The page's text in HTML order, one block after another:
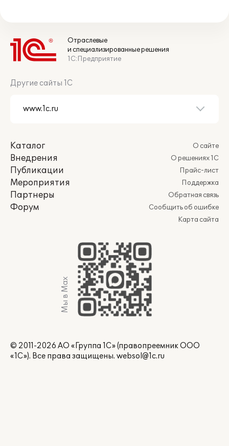
Отраслевые
и специализированные решения
1С:Предприятие
Другие сайты 1С
Каталог
Внедрения
Публикации
Мероприятия
Партнеры
Форум
О сайте
О решениях 1С
Прайс-лист
Поддержка
Обратная связь
Сообщить об ошибке
Карта сайта
Мы в Max
© 2011-2026 АО «Группа 1С» (правопреемник ООО
«1С»). Все права защищены. websol@1c.ru